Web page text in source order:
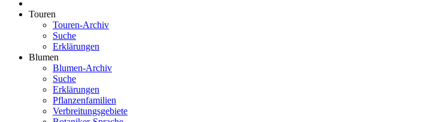
Touren
Touren-Archiv
Suche
Erklärungen
Blumen
Blumen-Archiv
Suche
Erklärungen
Pflanzenfamilien
Verbreitungsgebiete